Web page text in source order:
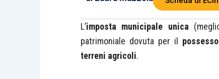
L’imposta municipale unica
patrimoniale dovuta per il
terreni agricoli.